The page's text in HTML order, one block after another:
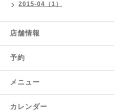
2015-04（1）
店舗情報
予約
メニュー
カレンダー